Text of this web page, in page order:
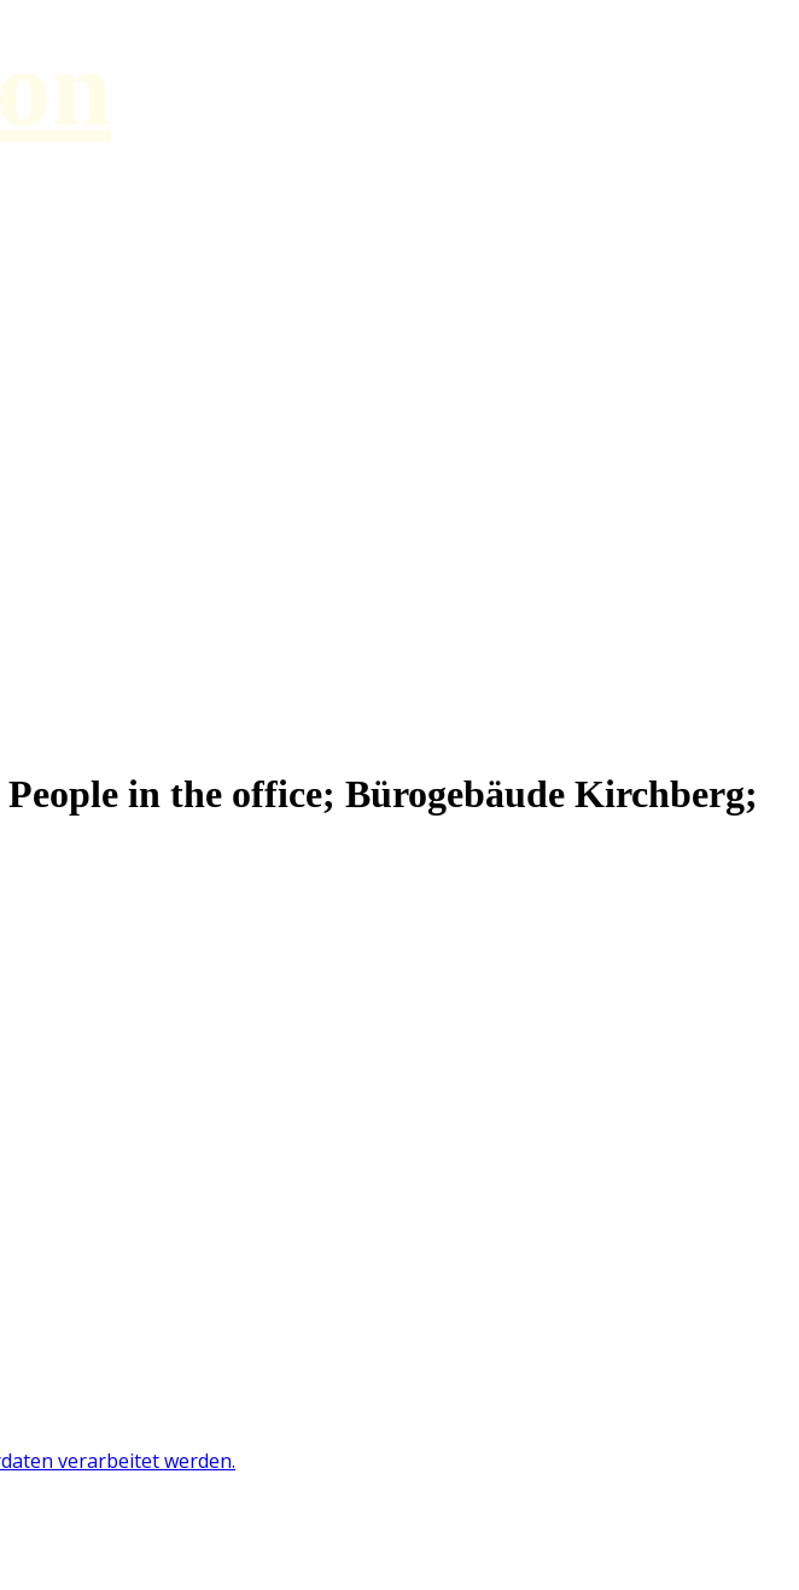
in the office; Bürogebäude Kirchberg;
verarbeitet werden.